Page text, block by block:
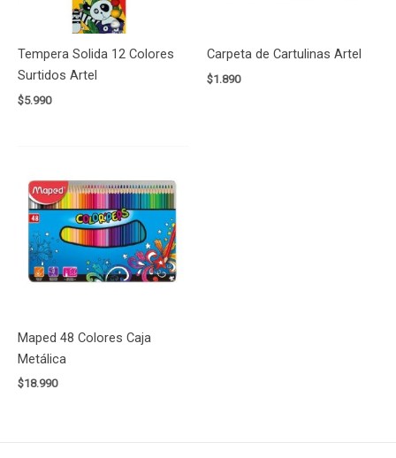
Tempera Solida 12 Colores
Surtidos Artel
$5.990
Carpeta de Cartulinas Artel
$1.890
Maped 48 Colores Caja
Metálica
$18.990